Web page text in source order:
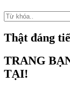
Thật đáng
TRANG
TẠI!